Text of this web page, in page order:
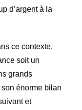
d’argent à la
ce contexte,
soit un
grands
énorme bilan
et